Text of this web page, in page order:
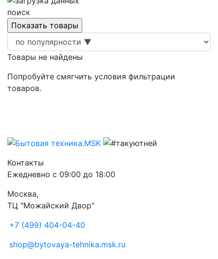
поиск
Товары не найдены
Попробуйте смягчить условия фильтрации
товаров.
Контакты
Ежедневно с 09:00 до 18:00
Москва,
ТЦ "Можайский Двор"
+7 (499) 404-04-40
shop@bytovaya-tehnika.msk.ru